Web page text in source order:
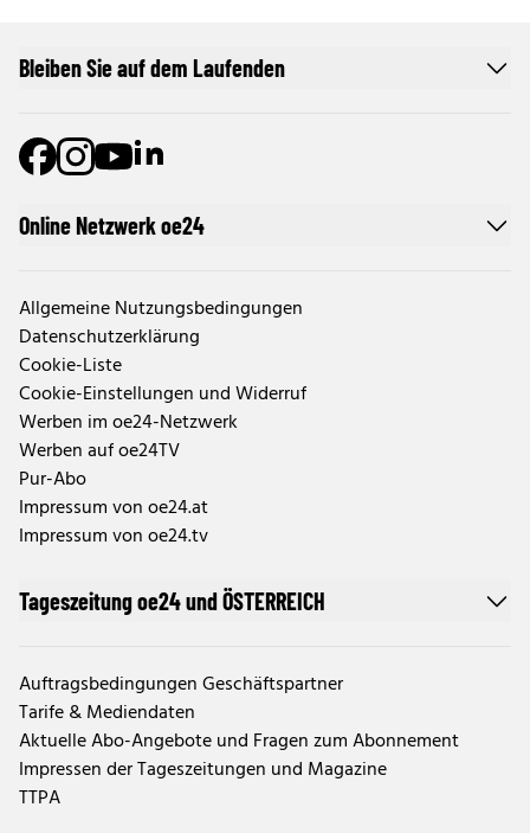
Online Netzwerk oe24
Allgemeine Nutzungsbedingungen
Datenschutzerklärung
Cookie-Liste
Cookie-Einstellungen und Widerruf
Werben im oe24-Netzwerk
Werben auf oe24TV
Pur-Abo
Impressum von oe24.at
Impressum von oe24.tv
Tageszeitung oe24 und ÖSTERREICH
Auftragsbedingungen Geschäftspartner
Tarife & Mediendaten
Aktuelle Abo-Angebote und Fragen zum Abonnement
Impressen der Tageszeitungen und Magazine
TTPA
Bleiben Sie auf dem Laufenden